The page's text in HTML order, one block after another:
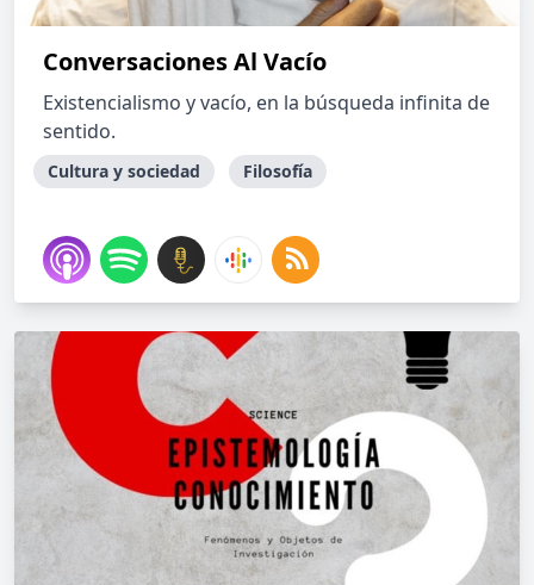
Conversaciones Al Vacío
Existencialismo y vacío, en la búsqueda infinita de
sentido.
Cultura y sociedad Filosofía